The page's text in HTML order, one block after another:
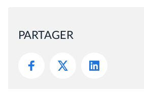
PARTAGER